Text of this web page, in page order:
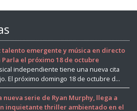
talento emergente y música en directo
Parla el próximo 18 de octubre
independiente tiene una nueva cita
El próximo domingo 18 de octubre d...
nueva serie de Ryan Murphy, llega a
inquietante thriller ambientado en el